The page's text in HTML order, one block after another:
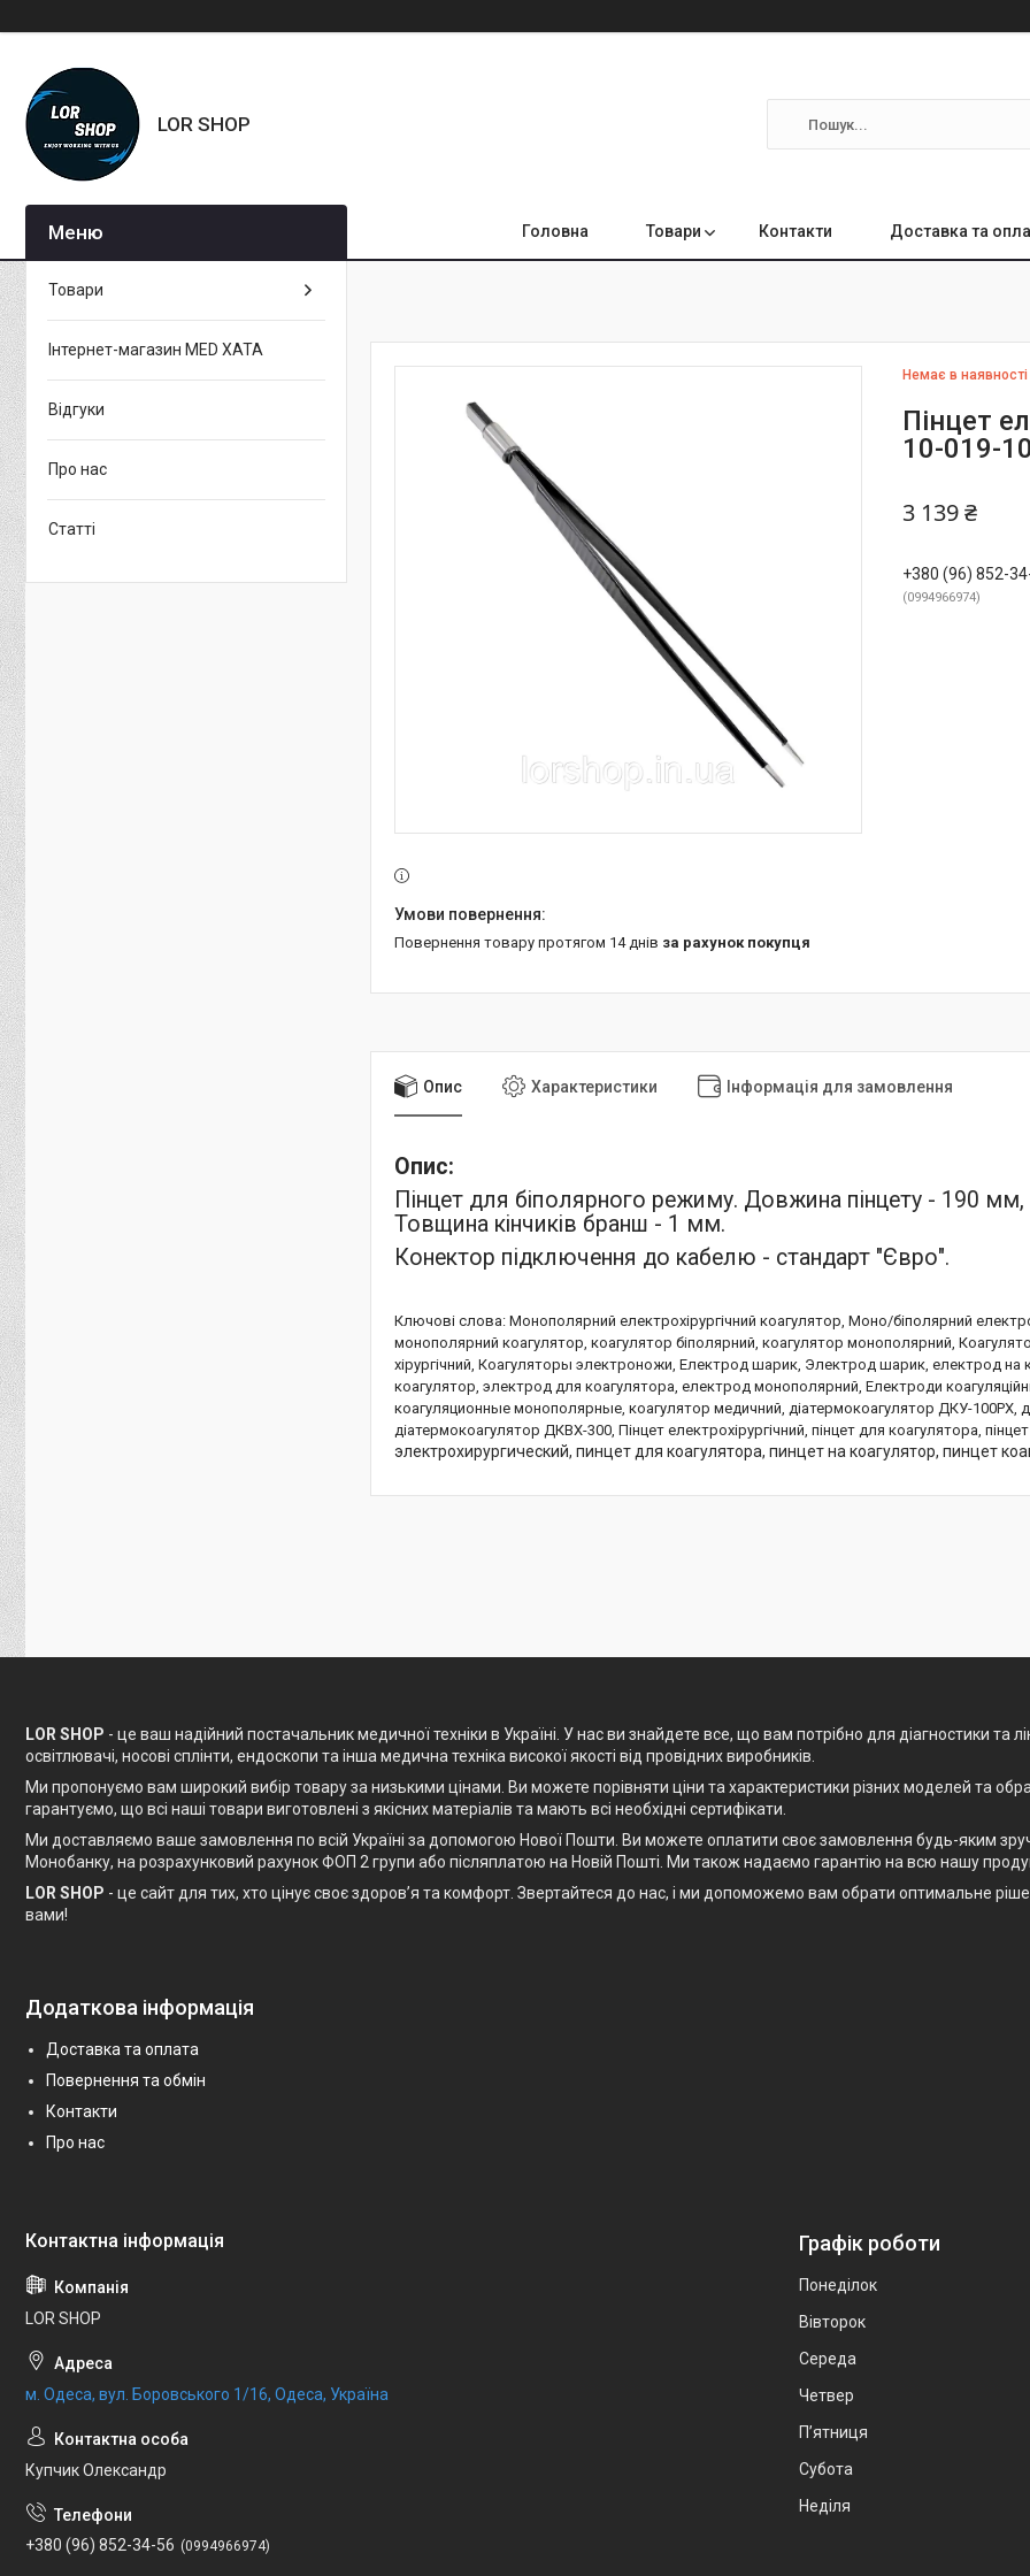
LOR SHOP
Головна Товари Контакти Доставка та
Немає в наявності
Пінцет
10-019-
3 139 ₴
+380 (96) 852-
0994966974
повернення товару протягом 14 днів за рахунок покупця
Опис Характеристики Інформація для замовлення
Опис:
Пінцет для біполярного режиму. Довжина пінцету - 190
Товщина кінчиків бранш - 1 мм.
Конектор підключення до кабелю - стандарт "Євро".
Ключові слова: Монополярний електрохірургічний коагулятор, Моно/біполярний
монополярний коагулятор, коагулятор біполярний, коагулятор монополярний,
хірургічний, Коагуляторы электроножи, Електрод шарик, Электрод шарик, електрод на
коагулятор, электрод для коагулятора, електрод монополярний, Електроди
коагуляционные монополярные, коагулятор медичний, діатермокоагулятор ДКУ-100РХ,
діатермокоагулятор ДКВХ-300, Пінцет електрохірургічний, пінцет для коагулятора,
электрохирургический, пинцет для коагулятора, пинцет на коагулятор, пинцет
Товари
Інтернет-магазин MED XATA
Відгуки
Про нас
Статті
LOR SHOP - це ваш надійний постачальник медичної техніки в Україні. У нас ви знайдете все, що вам потрібно для діагностики та
освітлювачі, носові сплінти, ендоскопи та інша медична техніка високої якості від провідних виробників.
Ми пропонуємо вам широкий вибір товару за низькими цінами. Ви можете порівняти ціни та характеристики різних моделей та
гарантуємо, що всі наші товари виготовлені з якісних матеріалів та мають всі необхідні сертифікати.
Ми доставляємо ваше замовлення по всій Україні за допомогою Нової Пошти. Ви можете оплатити своє замовлення будь-яким
Монобанку, на розрахунковий рахунок ФОП 2 групи або післяплатою на Новій Пошті. Ми також надаємо гарантію на всю нашу
LOR SHOP - це сайт для тих, хто цінує своє здоров’я та комфорт. Звертайтеся до нас, і ми допоможемо вам обрати оптимальне
вами!
Додаткова інформація
Доставка та оплата
Повернення та обмін
Контакти
Про нас
LOR SHOP
м. Одеса, вул. Боровського 1/16, Одеса, Україна
Купчик Олександр
+380 (96) 852-34-56 0994966974
Графік роботи
Понеділок
Вівторок
Середа
Четвер
Пʼятниця
Субота
Неділя